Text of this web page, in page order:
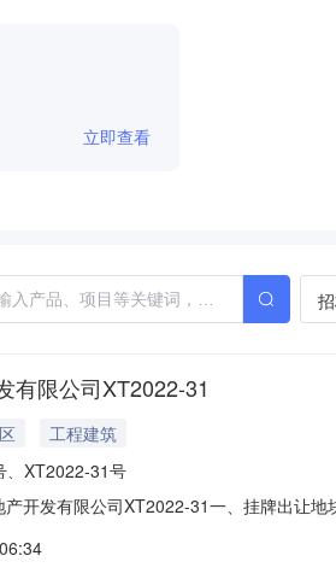
立即查看
有限公司XT2022-31
工程建筑
、XT2022-31号
产开发有限公司XT2022-31一、挂牌出让
金的单位的开办人、投资人、入股人也